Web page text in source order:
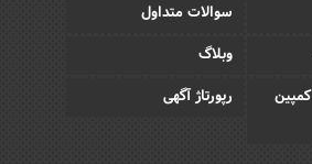
سوالات متداول
وبلاگ
کمپین
رپورتاژ آگهی